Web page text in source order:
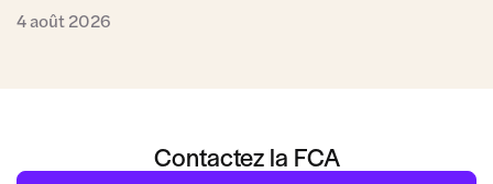
4 août 2026
Contactez la FCA